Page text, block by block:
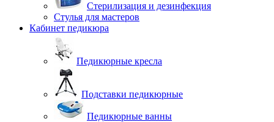
Стерилизация и дезинфекция
Стулья для мастеров
Кабинет педикюра
Педикюрные кресла
Подставки педикюрные
Педикюрные ванны